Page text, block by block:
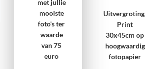
met jullie
mooiste
foto's ter
waarde
van 75
euro
Print
30x45cm op
hoogwaardig
fotopapier